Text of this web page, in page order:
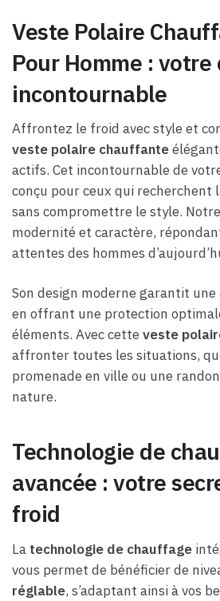
Veste Polaire
Pour Homme : votre
incontournable
Affrontez le froid avec style et
veste polaire chauffante
actifs. Cet incontournable de
conçu pour ceux qui recherchent
sans compromettre le style.
modernité et caractère,
attentes des hommes
Son design moderne garantit
en offrant une protection
éléments. Avec cetteveste
affronter toutes les situations,
promenade en ville ou une
nature.
Technologie de
avancée : votre
froid
La technologie de chauffage
vous permet de bénéficier de
réglable, s’adaptant ainsi à vos